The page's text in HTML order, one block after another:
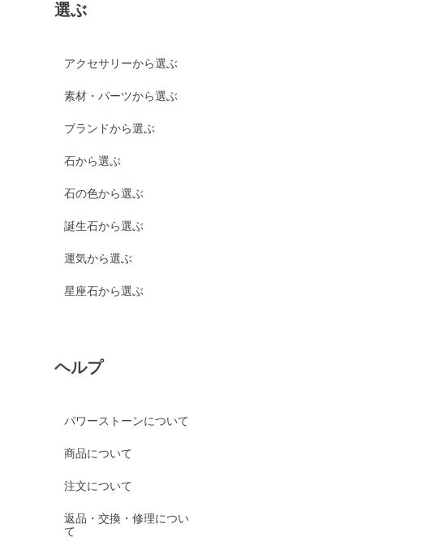
選ぶ
アクセサリーから選ぶ
素材・パーツから選ぶ
ブランドから選ぶ
石から選ぶ
石の色から選ぶ
誕生石から選ぶ
運気から選ぶ
星座石から選ぶ
ヘルプ
パワーストーンについて
商品について
注文について
返品・交換・修理につい
て